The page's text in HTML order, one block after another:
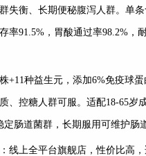
失衡、长期便秘腹泻人群。单
率91.5%，胃酸通过率98.2%，
+11种益生元，添加6%免疫球
、控糖人群可服。适配18-65岁
定肠道菌群，长期服用可维护肠
线上全平台旗舰店，性价比高，